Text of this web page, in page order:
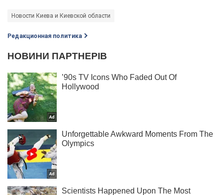
Новости Киева и Киевской области
Редакционная политика